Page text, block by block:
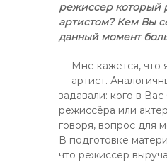
режиссер который
артистом? Кем Вы
данный момент
— Мне кажется, что
— артист.
задавали: кого в
режиссёра или
говоря, вопрос для
В подготовке
что режиссёр